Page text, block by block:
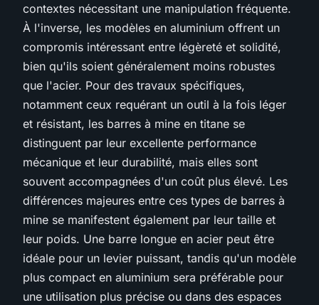
contextes nécessitant une manipulation fréquente.
À l'inverse, les modèles en aluminium offrent un
compromis intéressant entre légèreté et solidité,
bien qu'ils soient généralement moins robustes
que l'acier. Pour des travaux spécifiques,
notamment ceux requérant un outil à la fois léger
et résistant, les barres à mine en titane se
distinguent par leur excellente performance
mécanique et leur durabilité, mais elles sont
souvent accompagnées d'un coût plus élevé. Les
différences majeures entre ces types de barres à
mine se manifestent également par leur taille et
leur poids. Une barre longue en acier peut être
idéale pour un levier puissant, tandis qu'un modèle
plus compact en aluminium sera préférable pour
une utilisation plus précise ou dans des espaces